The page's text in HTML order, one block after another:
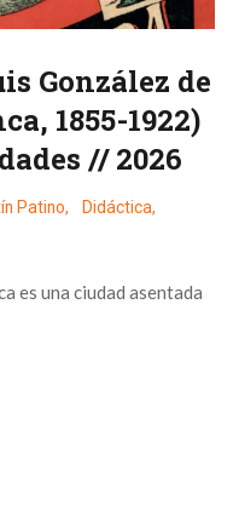
González de
1855-1922)
// 2026
Patino, Didáctica,
es una ciudad asentada